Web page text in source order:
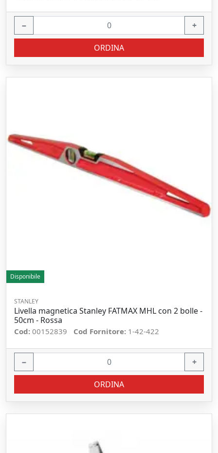
− +
ORDINA
Disponibile
STANLEY
Livella magnetica Stanley FATMAX MHL con 2 bolle -
50cm - Rossa
Cod: 00152839 Cod Fornitore: 1-42-422
− +
ORDINA